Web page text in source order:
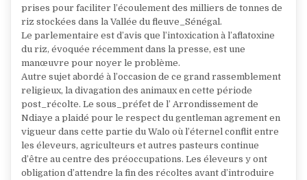
prises pour faciliter l’écoulement des milliers de tonnes de
riz stockées dans la Vallée du fleuve_Sénégal.
Le parlementaire est d’avis que l’intoxication à l’aflatoxine
du riz, évoquée récemment dans la presse, est une
manœuvre pour noyer le problème.
Autre sujet abordé à l’occasion de ce grand rassemblement
religieux, la divagation des animaux en cette période
post_récolte. Le sous_préfet de l’ Arrondissement de
Ndiaye a plaidé pour le respect du gentleman agrement en
vigueur dans cette partie du Walo où l’éternel conflit entre
les éleveurs, agriculteurs et autres pasteurs continue
d’être au centre des préoccupations. Les éleveurs y ont
obligation d’attendre la fin des récoltes avant d’introduire